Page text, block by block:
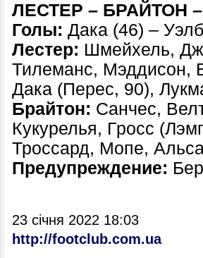
ЛЕСТЕР – БРАЙТОН –
Голы: Дака (46) –
Лестер: Шмейхель,
Тилеманс, Мэддисон,
Дака (Перес, 90),
Брайтон: Санчес,
Кукурелья, Гросс
Троссард, Мопе,
Предупреждение:
23 січня 2022 18:03
http://footclub.com.ua